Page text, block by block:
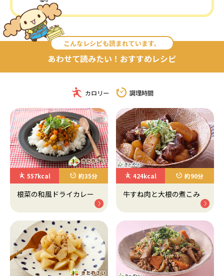
こんなレシピも読まれています。
あわせて読みたい！おすすめレシピ
カロリー 調理時間
557kcal 約35分
根菜の和風ドライカレー
424kcal 約90分
牛すね肉と大根の煮こみ